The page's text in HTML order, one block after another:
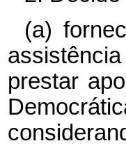
(a)
prestar